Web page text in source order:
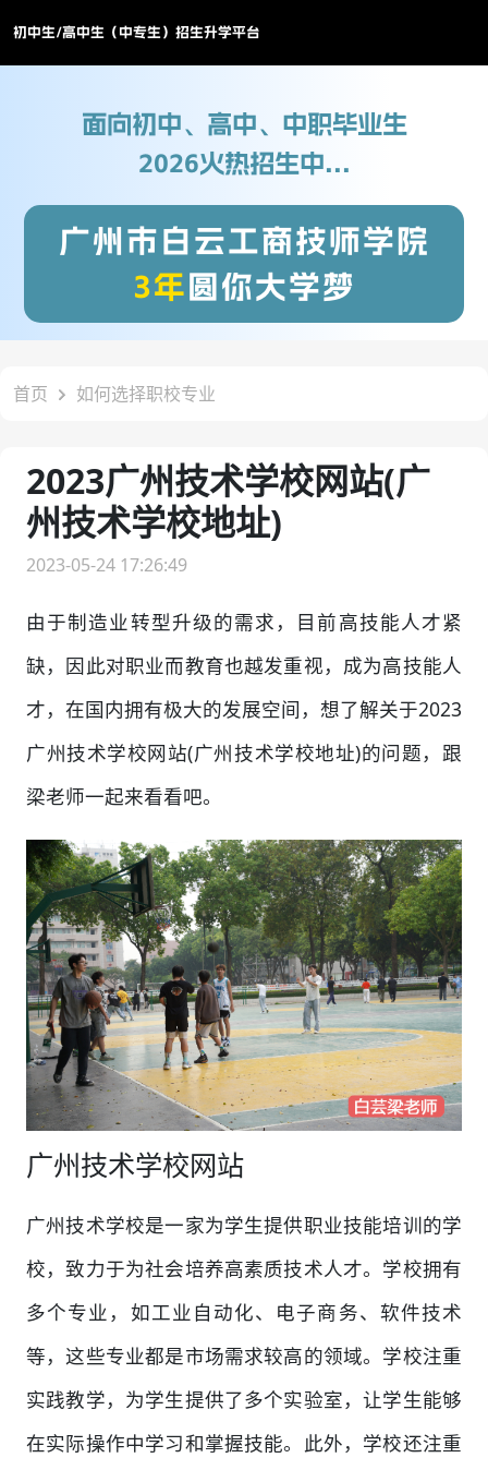
初中生/高中生（中专生）招生升学平台
面向初中、高中、中职毕业生
2026火热招生中...
广州市白云工商技师学院
3年圆你大学梦
首页 如何选择职校专业
2023广州技术学校网站(广
州技术学校地址)
2023-05-24 17:26:49
由于制造业转型升级的需求，目前高技能人才紧
缺，因此对职业而教育也越发重视，成为高技能人
才，在国内拥有极大的发展空间，想了解关于2023
广州技术学校网站(广州技术学校地址)的问题，跟
梁老师一起来看看吧。
广州技术学校网站
广州技术学校是一家为学生提供职业技能培训的学
校，致力于为社会培养高素质技术人才。学校拥有
多个专业，如工业自动化、电子商务、软件技术
等，这些专业都是市场需求较高的领域。学校注重
实践教学，为学生提供了多个实验室，让学生能够
在实际操作中学习和掌握技能。此外，学校还注重